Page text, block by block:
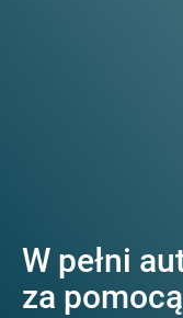
W pełni
za